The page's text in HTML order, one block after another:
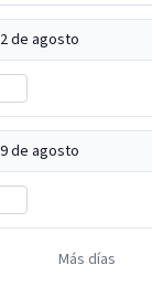
de agosto
de agosto
Más días